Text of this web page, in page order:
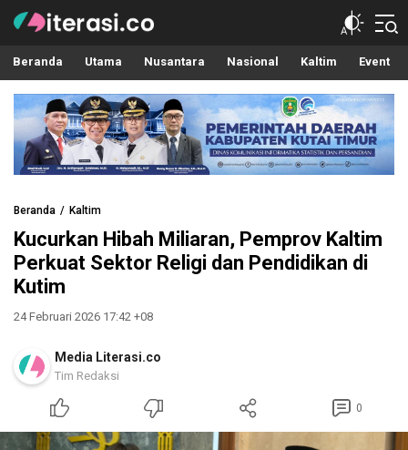
Literasi.co
Pilar Informasi
Beranda Utama Nusantara Nasional Kaltim Event
Beranda Kaltim
Kucurkan Hibah Miliaran, Pemprov Kaltim
Perkuat Sektor Religi dan Pendidikan di
Kutim
24 Februari 2026 17:42 +08
Media Literasi.co
Tim Redaksi
0